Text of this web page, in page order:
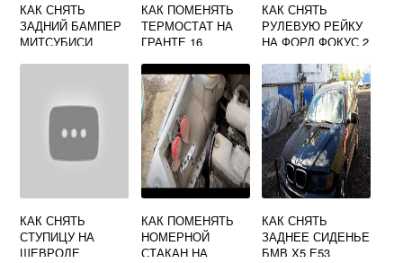
КАК СНЯТЬ
ЗАДНИЙ БАМПЕР
МИТСУБИСИ
КАК ПОМЕНЯТЬ
ТЕРМОСТАТ НА
ГРАНТЕ 16
КОНДИЦИОНЕРО
М
КАК СНЯТЬ
РУЛЕВУЮ РЕЙКУ
НА ФОРД ФОКУС 2
КАК СНЯТЬ
СТУПИЦУ НА
ШЕВРОЛЕ
КАК ПОМЕНЯТЬ
НОМЕРНОЙ
СТАКАН НА
КАК СНЯТЬ
ЗАДНЕЕ СИДЕНЬЕ
БМВ Х5 Е53